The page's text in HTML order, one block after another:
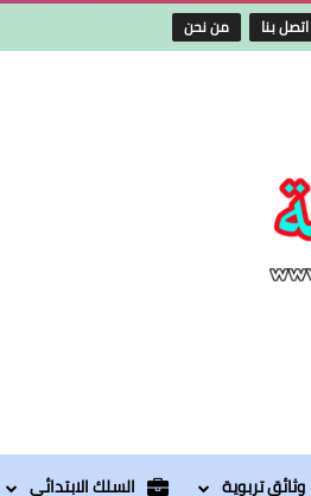
اتصل بنا من نحن
وثائق تربوية السلك الابتدائي